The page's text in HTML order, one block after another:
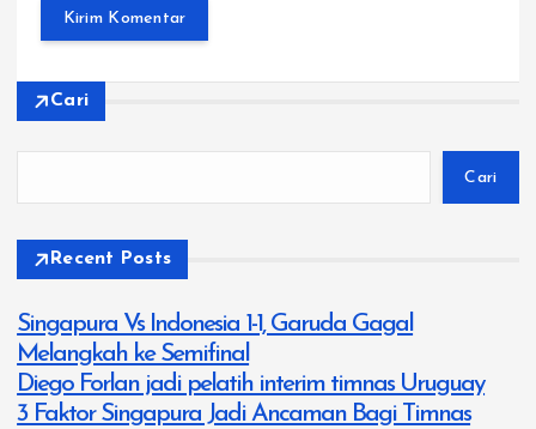
Cari
Cari
Recent Posts
Singapura Vs Indonesia 1-1, Garuda Gagal
Melangkah ke Semifinal
Diego Forlan jadi pelatih interim timnas Uruguay
3 Faktor Singapura Jadi Ancaman Bagi Timnas